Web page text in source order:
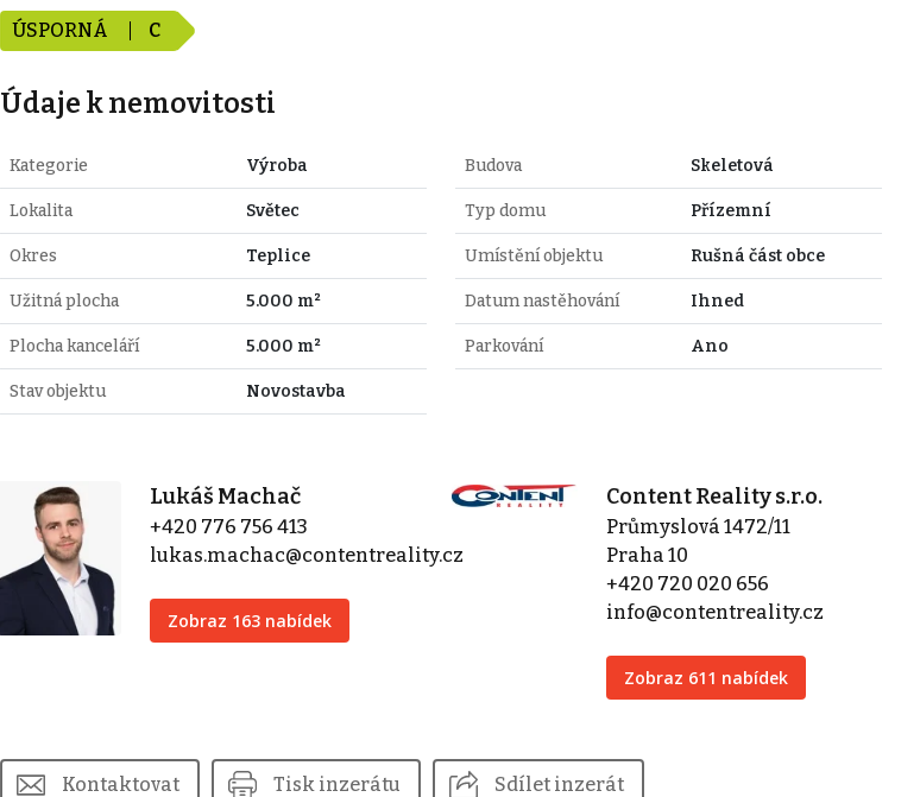
ÚSPORNÁ C
Údaje k nemovitosti
Kategorie Výroba
Lokalita Světec
Okres Teplice
Užitná plocha 5.000 m²
Plocha kanceláří 5.000 m²
Stav objektu Novostavba
Budova Skeletová
Typ domu Přízemní
Umístění objektu Rušná část obce
Datum nastěhování Ihned
Parkování Ano
Lukáš Machač
+420 776 756 413
lukas.machac@contentreality.cz
Zobraz 163 nabídek
Content Reality s.r.o.
Průmyslová 1472/11
Praha 10
+420 720 020 656
info@contentreality.cz
Zobraz 611 nabídek
Kontaktovat Tisk inzerátu Sdílet inzerát